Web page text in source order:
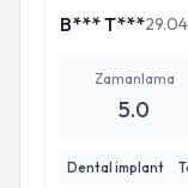
B*** T***
Zamanlama
5.0
Dental implant